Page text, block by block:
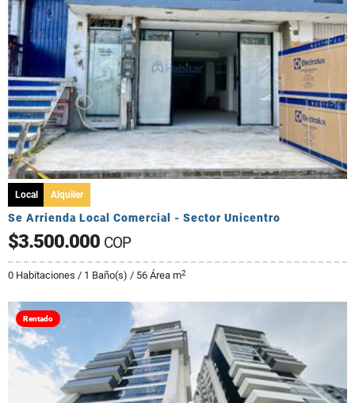
Local Alquiler
Se Arrienda Local Comercial - Sector Unicentro
$3.500.000 COP
0 Habitaciones / 1 Baño(s) / 56 Área m2
Rentado